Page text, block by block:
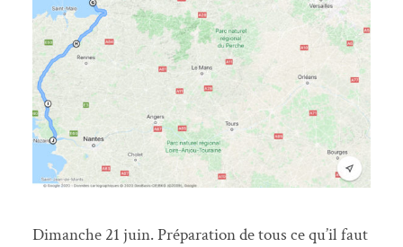
Dimanche 21 juin. Préparation de tous ce qu’il faut